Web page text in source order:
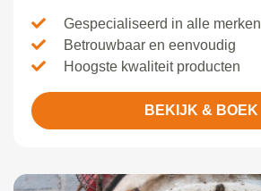
Gespecialiseerd in alle merken
Betrouwbaar en eenvoudig
Hoogste kwaliteit producten
BEKIJK & BOEK